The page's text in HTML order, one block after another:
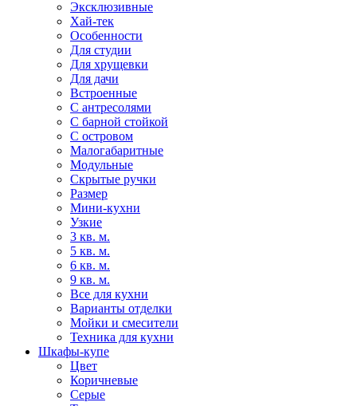
Эксклюзивные
Хай-тек
Особенности
Для студии
Для хрущевки
Для дачи
Встроенные
С антресолями
С барной стойкой
С островом
Малогабаритные
Модульные
Скрытые ручки
Размер
Мини-кухни
Узкие
3 кв. м.
5 кв. м.
6 кв. м.
9 кв. м.
Все для кухни
Варианты отделки
Мойки и смесители
Техника для кухни
Шкафы-купе
Цвет
Коричневые
Серые